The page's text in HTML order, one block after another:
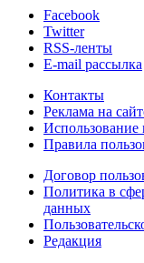
Facebook
Twitter
RSS-ленты
E-mail рассылка
Контакты
Реклама на
Использование
Правила
Договор
Политика в
данных
Редакция